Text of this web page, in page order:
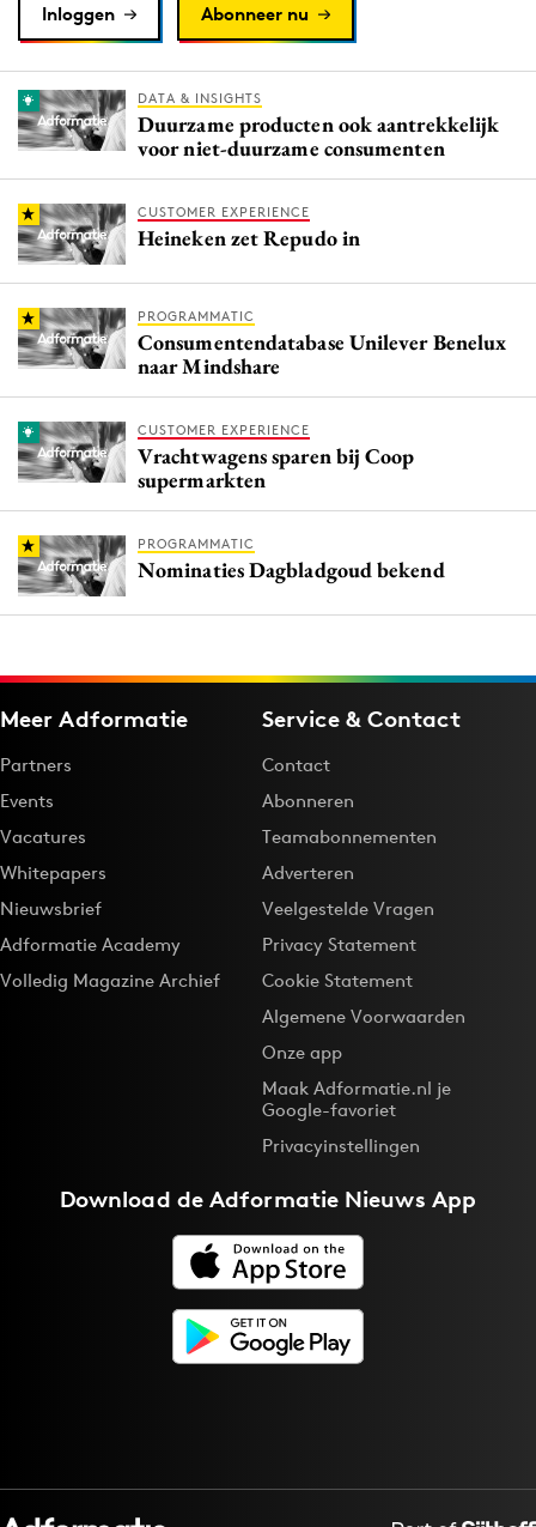
Inloggen Abonneer nu
DATA & INSIGHTS
Duurzame producten ook aantrekkelijk
voor niet-duurzame consumenten
CUSTOMER EXPERIENCE
Heineken zet Repudo in
PROGRAMMATIC
Consumentendatabase Unilever Benelux
naar Mindshare
CUSTOMER EXPERIENCE
Vrachtwagens sparen bij Coop
supermarkten
PROGRAMMATIC
Nominaties Dagbladgoud bekend
Meer Adformatie
Partners
Events
Vacatures
Whitepapers
Nieuwsbrief
Adformatie Academy
Volledig Magazine Archief
Service & Contact
Contact
Abonneren
Teamabonnementen
Adverteren
Veelgestelde Vragen
Privacy Statement
Cookie Statement
Algemene Voorwaarden
Onze app
Maak Adformatie.nl je
Google-favoriet
Privacyinstellingen
Download deAdformatie Nieuws App